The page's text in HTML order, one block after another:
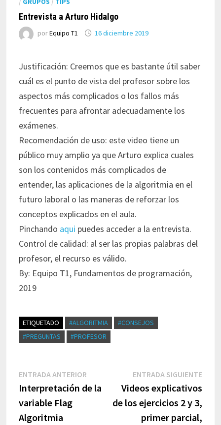
Entrevista a Arturo Hidalgo
porEquipo T1 16 diciembre 2019
Justificación: Creemos que es bastante útil saber
cuál es el punto de vista del profesor sobre los
aspectos más complicados o los fallos más
frecuentes para afrontar adecuadamente los
exámenes.
Recomendación de uso: este video tiene un
público muy amplio ya que Arturo explica cuales
son los contenidos más complicados de
entender, las aplicaciones de la algoritmia en el
futuro laboral o las maneras de reforzar los
conceptos explicados en el aula.
Pinchando aqui puedes acceder a la entrevista.
Control de calidad: al ser las propias palabras del
profesor, el recurso es válido.
By: Equipo T1, Fundamentos de programación,
2019
ETIQUETADO #ALGORITMIA
#CONSEJOS
#PREGUNTAS
#PROFESOR
Navegación
entradas
ENTRADA ANTERIOR
anterior:
Interpretación de la
variable Flag
Algoritmia
ENTRADA SIGUIENTE
Videos explicativos
de los ejercicios 2 y 3,
primer parcial,